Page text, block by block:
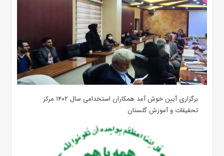
برگزاری آیین خوش آمد همکاران استخدامی سال ۱۴۰۲ مرکز
تحقیقات و آموزش گلستان